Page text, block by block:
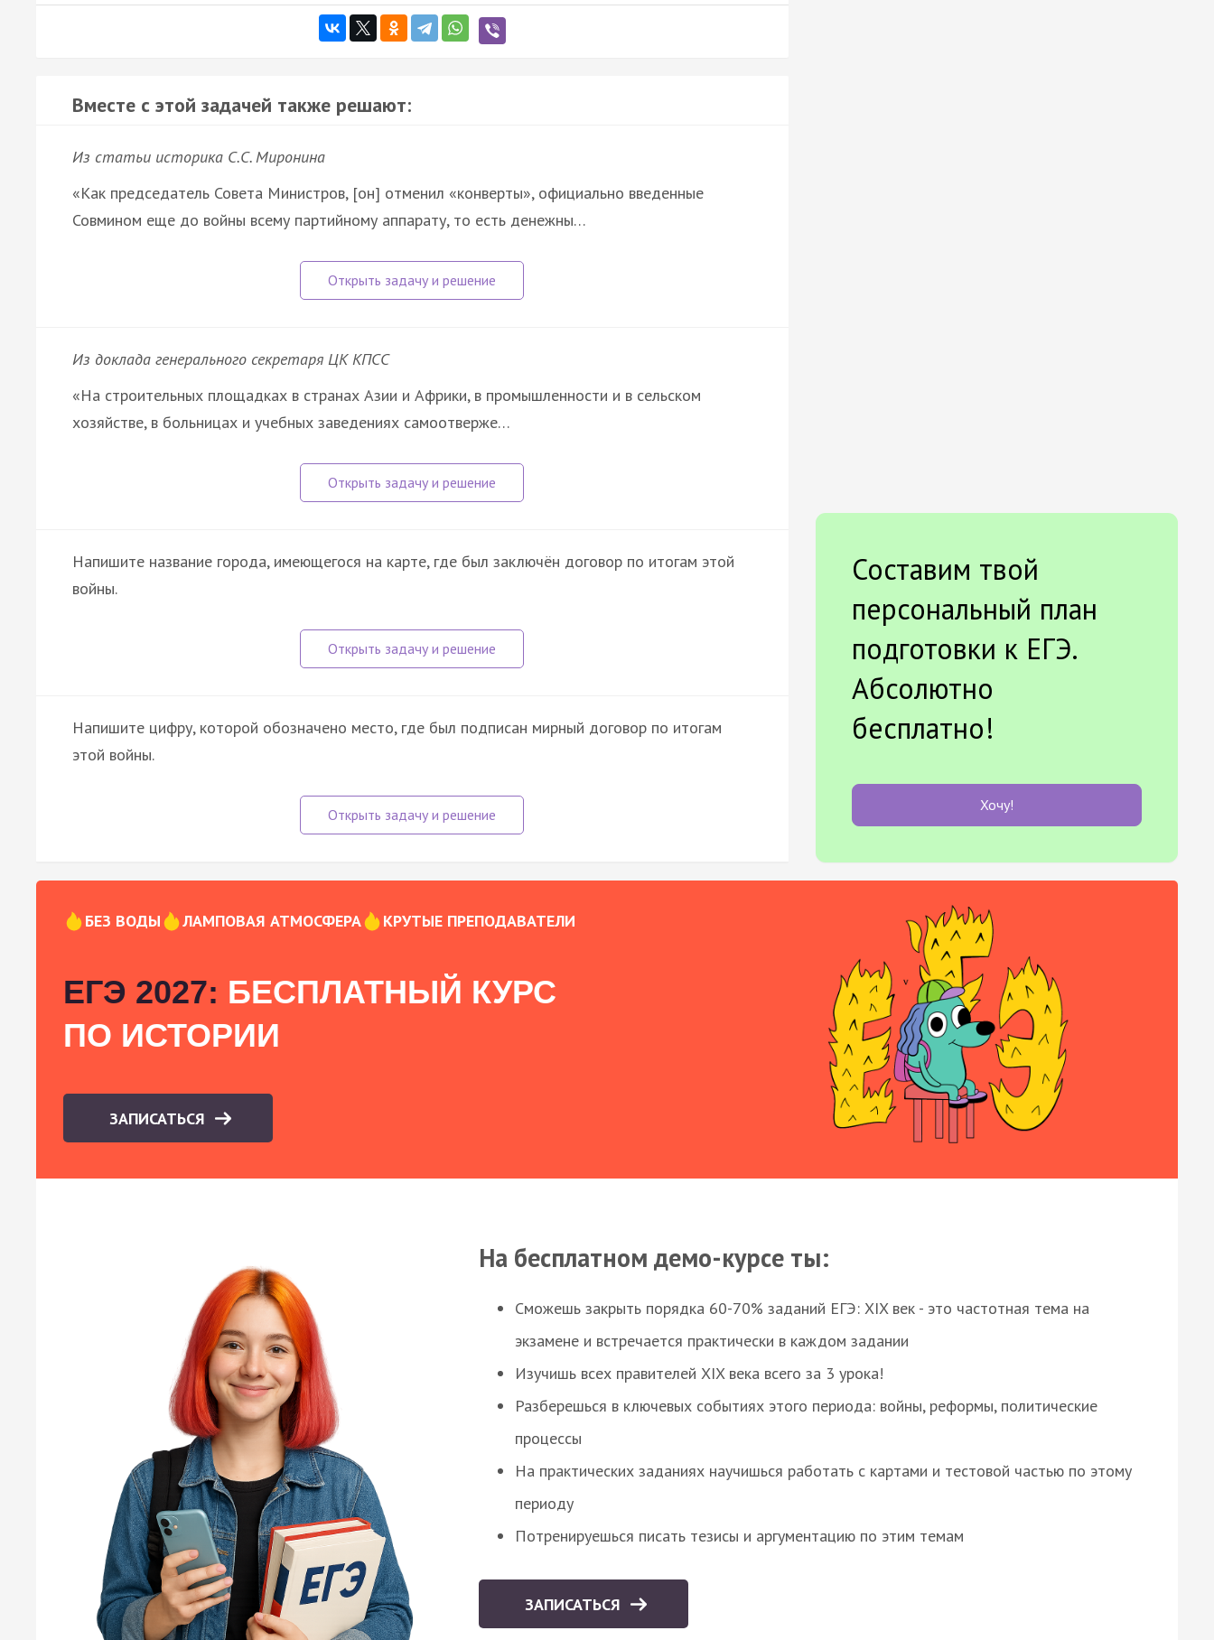
Вместе с этой задачей также решают:
Из статьи историка С.С. Миронина
«Как председатель Совета Министров, [он] отменил «конверты», официально введенные
Совмином еще до войны всему партийному аппарату, то есть денежны…
Из доклада генерального секретаря ЦК КПСС
«На строительных площадках в странах Азии и Африки, в промышленности и в сельском
хозяйстве, в больницах и учебных заведениях самоотверже…
Напишите название города, имеющегося на карте, где был заключён договор по итогам этой
войны.
Напишите цифру, которой обозначено место, где был подписан мирный договор по итогам
этой войны.
Составим твой
персональный план
подготовки к ЕГЭ.
Абсолютно
бесплатно!
Хочу!
БЕЗ ВОДЫ ЛАМПОВАЯ АТМОСФЕРА КРУТЫЕ ПРЕПОДАВАТЕЛИ
ЕГЭ 2027: БЕСПЛАТНЫЙ КУРС
ПО ИСТОРИИ
ЗАПИСАТЬСЯ
На бесплатном демо-курсе ты:
Сможешь закрыть порядка 60-70% заданий ЕГЭ: XIX век - это частотная тема на
экзамене и встречается практически в каждом задании
Изучишь всех правителей XIX века всего за 3 урока!
Разберешься в ключевых событиях этого периода: войны, реформы, политические
процессы
На практических заданиях научишься работать с картами и тестовой частью по этому
периоду
Потренируешься писать тезисы и аргументацию по этим темам
ЗАПИСАТЬСЯ